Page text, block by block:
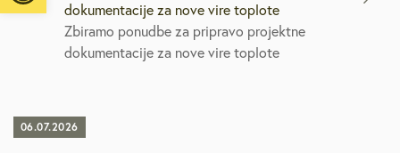
dokumentacije za nove vire toplote
Zbiramo ponudbe za pripravo projektne
dokumentacije za nove vire toplote
06.07.2026